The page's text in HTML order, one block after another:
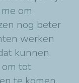
om
nog beter
werken
kunnen.
om tot